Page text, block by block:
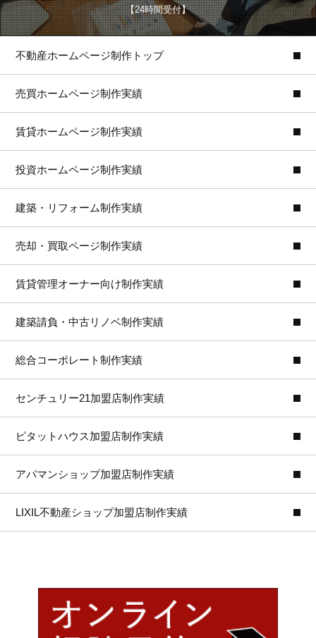
【24時間受付】
不動産ホームページ制作トップ
売買ホームページ制作実績
賃貸ホームページ制作実績
投資ホームページ制作実績
建築・リフォーム制作実績
売却・買取ページ制作実績
賃貸管理オーナー向け制作実績
建築請負・中古リノベ制作実績
総合コーポレート制作実績
センチュリー21加盟店制作実績
ピタットハウス加盟店制作実績
アパマンショップ加盟店制作実績
LIXIL不動産ショップ加盟店制作実績